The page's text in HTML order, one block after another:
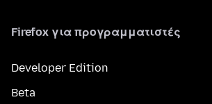
Firefox για προγραμματιστές
Developer Edition
Beta